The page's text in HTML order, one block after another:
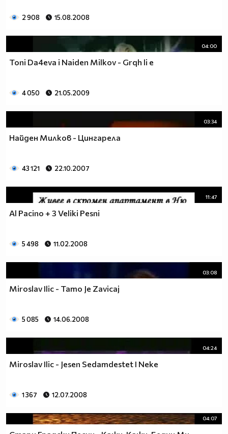
2 908 15.08.2008
04:00
Toni Da4eva i Naiden Milkov - Grqh li e
4 050 21.05.2009
03:34
Найден Милков - Цингарела
43 121 22.10.2007
11:47
Al Pacino + 3 Veliki Pesni
5 498 11.02.2008
03:08
Miroslav Ilic - Tamo Je Zavicaj
5 085 14.06.2008
04:24
Miroslav Ilic - Jesen Sedamdestet I Neke
1 367 12.07.2008
04:07